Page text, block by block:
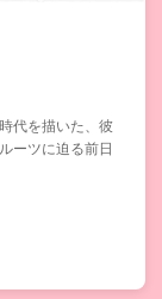
代を描いた、彼
ーツに迫る前日